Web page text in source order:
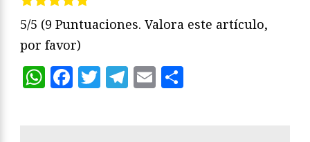
5/5 (9 Puntuaciones. Valora este artículo,
por favor)
WhatsApp
Facebook
Twitter
Telegram
Email